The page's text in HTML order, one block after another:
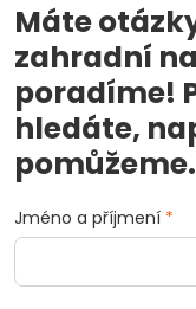
Máte
zahradní
poradíme!
hledáte,
pomůžeme.
Jméno a příjmení *